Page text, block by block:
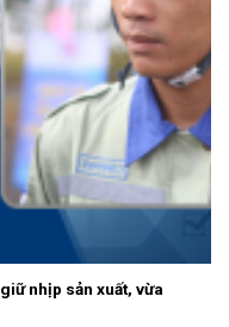
nhịp sản xuất, vừa